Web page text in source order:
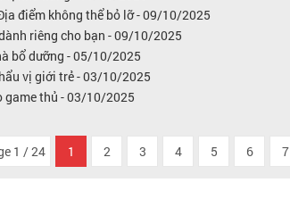
điểm không thể bỏ lỡ - 09/10/2025
riêng cho bạn - 09/10/2025
bổ dưỡng - 05/10/2025
vị giới trẻ - 03/10/2025
game thủ - 03/10/2025
1 / 24 1 2 3 4 5 6 7